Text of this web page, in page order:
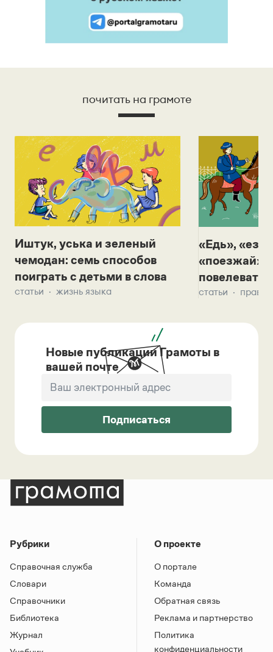
почитать на грамоте
Иштук, уська и зеленый
чемодан: семь способов
поиграть с детьми в слова
статьи жизнь языка
«Едь»,
«поезжай»?
повелевать
статьи
Новые публикации Грамоты в
вашей почте
Подписаться
Рубрики
Справочная служба
Словари
Справочники
Библиотека
Журнал
О проекте
О портале
Команда
Обратная связь
Реклама и партнерство
Политика
конфиденциальности